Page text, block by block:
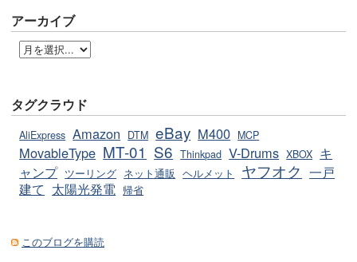
アーカイブ
タグクラウド
AliExpress Amazon DTM eBay M400 MCP
MovableType MT-01 S6 Thinkpad V-Drums XBOX キ
ャンプ ツーリング ネット通販 ヘルメット ヤフオク 一戸
建て 太陽光発電 帰省
このブログを購読